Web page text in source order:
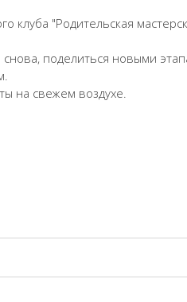
клуба "Родительская
поделиться новыми
на свежем воздухе.